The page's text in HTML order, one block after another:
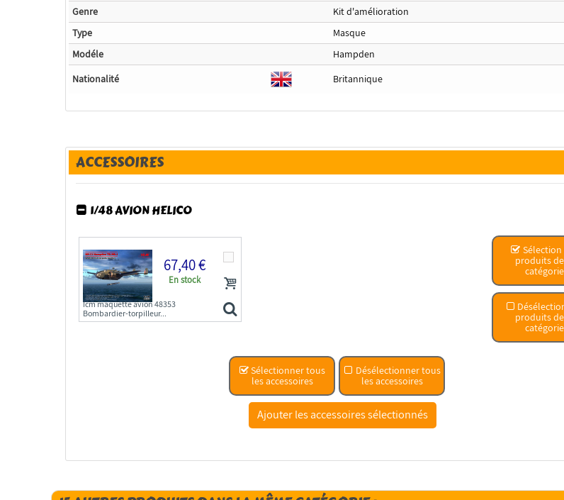
Genre
Kit d'amélioration
Type
Masque
Modéle
Hampden
Nationalité
Britannique
ACCESSOIRES
1/48 AVION HELICO
Sélection
produits
catégorie
produits
catégorie
67,40 €
En stock
Icm maquette avion 48353
Bombardier-torpilleur...
Sélectionner tous
les accessoires
Désélectionner tous
les accessoires